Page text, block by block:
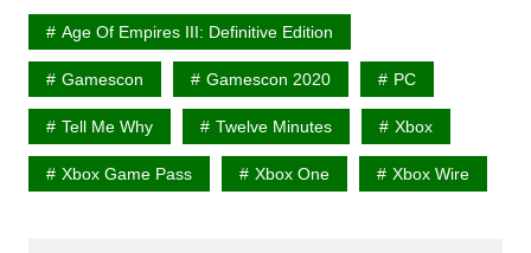
Age Of Empires III: Definitive Edition
Gamescon Gamescon 2020 PC
Tell Me Why Twelve Minutes Xbox
Xbox Game Pass Xbox One Xbox Wire